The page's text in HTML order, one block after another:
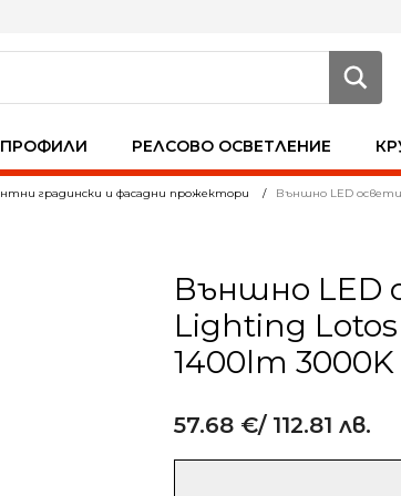
ПРОФИЛИ РЕЛСОВО ОСВЕТЛЕНИЕ
градински и фасадни прожектори Външно LED
Външно LED
Lighting Lotos
1400lm 3000K
57.68 €/ 112.81 лв.